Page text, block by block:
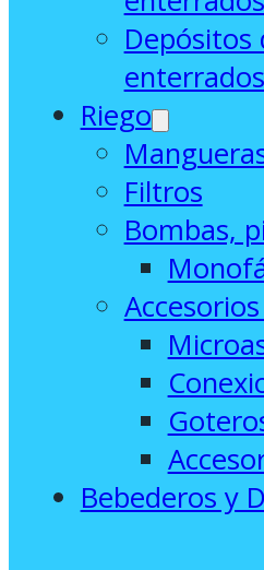
Depósitos
enterrados
Riego
Filtros
Bombas,
Bebederos y